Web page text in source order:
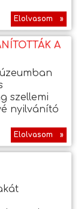
Elolvasom »
A
szellemi
nyilvánító
Elolvasom »